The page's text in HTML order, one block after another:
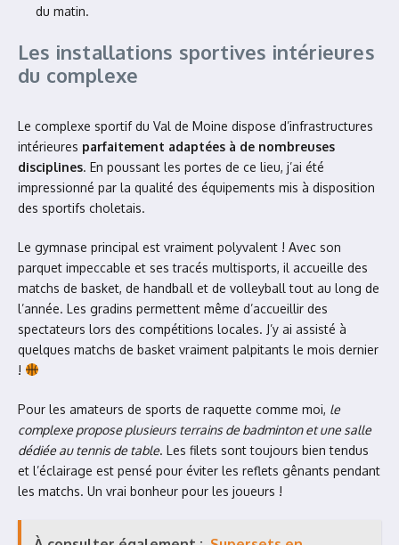
du matin.
Les installations sportives intérieures
du complexe
Le complexe sportif du Val de Moine dispose d’infrastructures
intérieures parfaitement adaptées à de nombreuses
disciplines. En poussant les portes de ce lieu, j’ai été
impressionné par la qualité des équipements mis à disposition
des sportifs choletais.
Le gymnase principal est vraiment polyvalent ! Avec son
parquet impeccable et ses tracés multisports, il accueille des
matchs de basket, de handball et de volleyball tout au long de
l’année. Les gradins permettent même d’accueillir des
spectateurs lors des compétitions locales. J’y ai assisté à
quelques matchs de basket vraiment palpitants le mois dernier
!
Pour les amateurs de sports de raquette comme moi, le
complexe propose plusieurs terrains de badminton et une salle
dédiée au tennis de table. Les filets sont toujours bien tendus
et l’éclairage est pensé pour éviter les reflets gênants pendant
les matchs. Un vrai bonheur pour les joueurs !